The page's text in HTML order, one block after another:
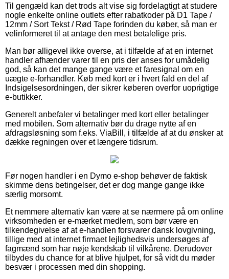
Til gengæld kan det trods alt vise sig fordelagtigt at studere
nogle enkelte online outlets efter rabatkoder på D1 Tape /
12mm / Sort Tekst / Rød Tape forinden du køber, så man er
velinformeret til at antage den mest betalelige pris.
Man bør alligevel ikke overse, at i tilfælde af at en internet
handler afhænder varer til en pris der anses for umådelig
god, så kan det mange gange være et faresignal om en
uægte e-forhandler. Køb med kort er i hvert fald en del af
Indsigelsesordningen, der sikrer køberen overfor uoprigtige
e-butikker.
Generelt anbefaler vi betalinger med kort eller betalinger
med mobilen. Som alternativ bør du drage nytte af en
afdragsløsning som f.eks. ViaBill, i tilfælde af at du ønsker at
dække regningen over et længere tidsrum.
Før nogen handler i en Dymo e-shop behøver de faktisk
skimme dens betingelser, det er dog mange gange ikke
særlig morsomt.
Et nemmere alternativ kan være at se nærmere på om online
virksomheden er e-mærket medlem, som bør være en
tilkendegivelse af at e-handlen forsvarer dansk lovgivning,
tillige med at internet firmaet lejlighedsvis undersøges af
fagmænd som har nøje kendskab til vilkårene. Derudover
tilbydes du chance for at blive hjulpet, for så vidt du møder
besvær i processen med din shopping.